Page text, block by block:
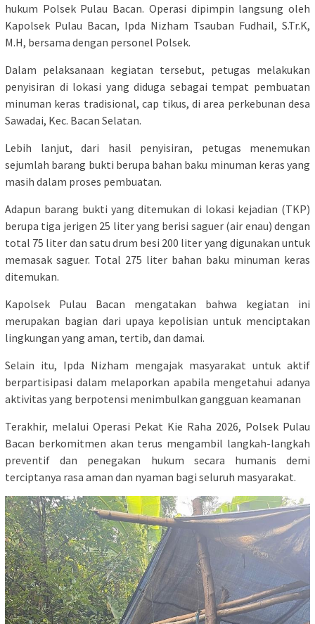
hukum Polsek Pulau Bacan. Operasi dipimpin langsung oleh
Kapolsek Pulau Bacan, Ipda Nizham Tsauban Fudhail, S.Tr.K,
M.H, bersama dengan personel Polsek.
Dalam pelaksanaan kegiatan tersebut, petugas melakukan
penyisiran di lokasi yang diduga sebagai tempat pembuatan
minuman keras tradisional, cap tikus, di area perkebunan desa
Sawadai, Kec. Bacan Selatan.
Lebih lanjut, dari hasil penyisiran, petugas menemukan
sejumlah barang bukti berupa bahan baku minuman keras yang
masih dalam proses pembuatan.
Adapun barang bukti yang ditemukan di lokasi kejadian (TKP)
berupa tiga jerigen 25 liter yang berisi saguer (air enau) dengan
total 75 liter dan satu drum besi 200 liter yang digunakan untuk
memasak saguer. Total 275 liter bahan baku minuman keras
ditemukan.
Kapolsek Pulau Bacan mengatakan bahwa kegiatan ini
merupakan bagian dari upaya kepolisian untuk menciptakan
lingkungan yang aman, tertib, dan damai.
Selain itu, Ipda Nizham mengajak masyarakat untuk aktif
berpartisipasi dalam melaporkan apabila mengetahui adanya
aktivitas yang berpotensi menimbulkan gangguan keamanan
Terakhir, melalui Operasi Pekat Kie Raha 2026, Polsek Pulau
Bacan berkomitmen akan terus mengambil langkah-langkah
preventif dan penegakan hukum secara humanis demi
terciptanya rasa aman dan nyaman bagi seluruh masyarakat.